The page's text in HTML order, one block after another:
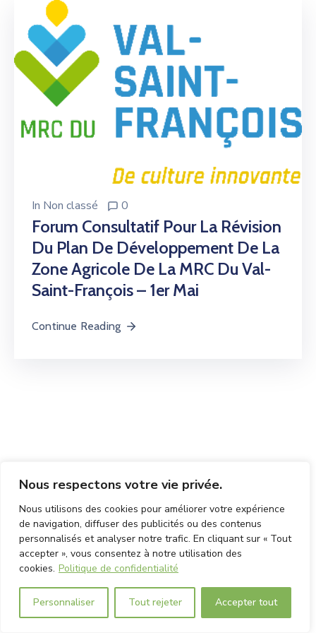
Nous respectons votre vie privée.
Nous utilisons des cookies pour améliorer votre expérience
de navigation, diffuser des publicités ou des contenus
personnalisés et analyser notre trafic. En cliquant sur « Tout
accepter », vous consentez à notre utilisation des
cookies. Politique de confidentialité
Personnaliser Tout rejeter Accepter tout
In Non classé 0
Forum Consultatif Pour La Révision
Du Plan De Développement De La
Zone Agricole De La MRC Du Val-
Saint-François – 1er Mai
Continue Reading